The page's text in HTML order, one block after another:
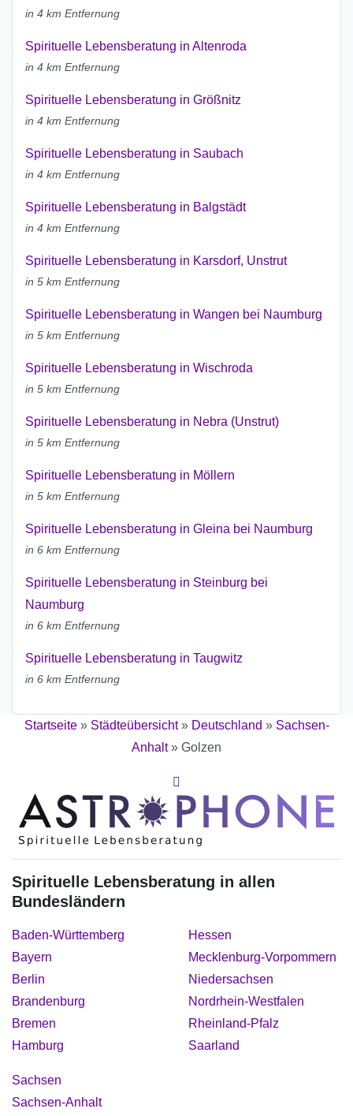
in 4 km Entfernung
Spirituelle Lebensberatung in Altenroda
in 4 km Entfernung
Spirituelle Lebensberatung in Größnitz
in 4 km Entfernung
Spirituelle Lebensberatung in Saubach
in 4 km Entfernung
Spirituelle Lebensberatung in Balgstädt
in 4 km Entfernung
Spirituelle Lebensberatung in Karsdorf, Unstrut
in 5 km Entfernung
Spirituelle Lebensberatung in Wangen bei Naumburg
in 5 km Entfernung
Spirituelle Lebensberatung in Wischroda
in 5 km Entfernung
Spirituelle Lebensberatung in Nebra (Unstrut)
in 5 km Entfernung
Spirituelle Lebensberatung in Möllern
in 5 km Entfernung
Spirituelle Lebensberatung in Gleina bei Naumburg
in 6 km Entfernung
Spirituelle Lebensberatung in Steinburg bei
Naumburg
in 6 km Entfernung
Spirituelle Lebensberatung in Taugwitz
in 6 km Entfernung
Startseite» Städteübersicht» Deutschland » Sachsen-
Anhalt» Golzen
Spirituelle Lebensberatung in allen
Bundesländern
Baden-Württemberg
Bayern
Berlin
Brandenburg
Bremen
Hamburg
Hessen
Mecklenburg-Vorpommern
Niedersachsen
Nordrhein-Westfalen
Rheinland-Pfalz
Saarland
Sachsen
Sachsen-Anhalt